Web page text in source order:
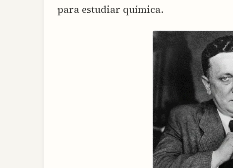
para estudiar química.